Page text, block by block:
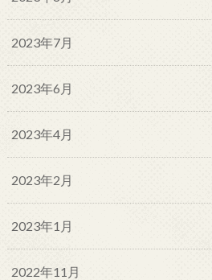
2023年7月
2023年6月
2023年4月
2023年2月
2023年1月
2022年11月